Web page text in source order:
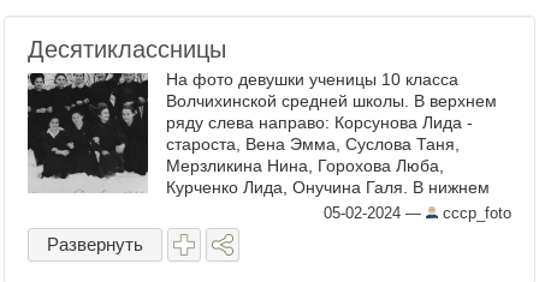
Десятиклассницы
На фото девушки ученицы 10 класса
Волчихинской средней школы. В верхнем
ряду слева направо: Корсунова Лида -
староста, Вена Эмма, Суслова Таня,
Мерзликина Нина, Горохова Люба,
Курченко Лида, Онучина Галя. В нижнем
ряду Зинченко Катя, Синеокая Валя,
Мирошникова Рая, Петрова Аля.
Фотография ...
05-02-2024 — cccp_foto
Развернуть